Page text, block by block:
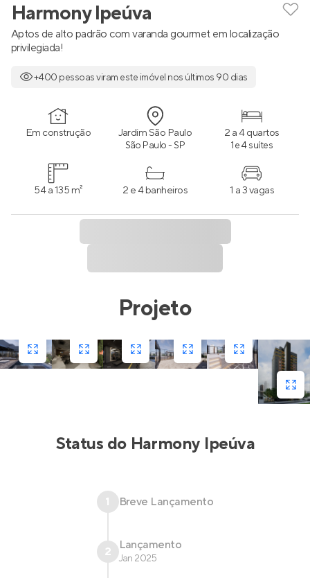
Harmony Ipeúva
Aptos de alto padrão com varanda gourmet em localização
privilegiada!
+400 pessoas viram este imóvel nos últimos 90 dias
Em construção Jardim São Paulo
São Paulo - SP
2 a 4 quartos
1 e 4 suítes
54 a 135 m² 2 e 4 banheiros 1 a 3 vagas
Projeto
Status do Harmony Ipeúva
1 Breve Lançamento
2 Lançamento
Jan 2025